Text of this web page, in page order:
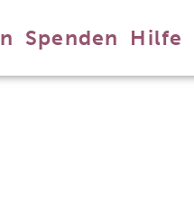
Spenden Hilfe